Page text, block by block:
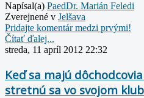
Napísal(a) PaedDr. Marián Feledi
Zverejnené v Jelšava
Pridajte komentár medzi prvými!
Čítať ďalej...
streda, 11 apríl 2012 22:32
Keď sa majú
stretnú sa vo svojom